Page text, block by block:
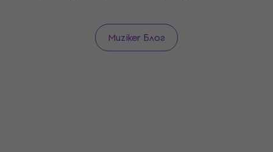
как да започнеш с държането на цигулката и лъка и
за колко време ще изсвириш първата мелодия.
Muziker Блог